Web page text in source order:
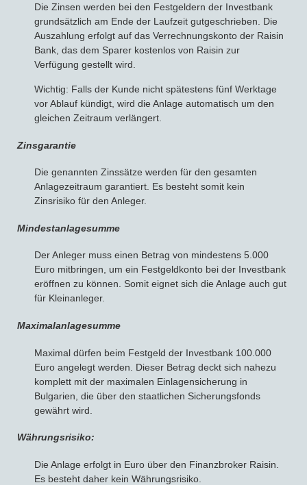
Die Zinsen werden bei den Festgeldern der Investbank
grundsätzlich am Ende der Laufzeit gutgeschrieben. Die
Auszahlung erfolgt auf das Verrechnungskonto der Raisin
Bank, das dem Sparer kostenlos von Raisin zur
Verfügung gestellt wird.
Wichtig: Falls der Kunde nicht spätestens fünf Werktage
vor Ablauf kündigt, wird die Anlage automatisch um den
gleichen Zeitraum verlängert.
Zinsgarantie
Die genannten Zinssätze werden für den gesamten
Anlagezeitraum garantiert. Es besteht somit kein
Zinsrisiko für den Anleger.
Mindestanlagesumme
Der Anleger muss einen Betrag von mindestens 5.000
Euro mitbringen, um ein Festgeldkonto bei der Investbank
eröffnen zu können. Somit eignet sich die Anlage auch gut
für Kleinanleger.
Maximalanlagesumme
Maximal dürfen beim Festgeld der Investbank 100.000
Euro angelegt werden. Dieser Betrag deckt sich nahezu
komplett mit der maximalen Einlagensicherung in
Bulgarien, die über den staatlichen Sicherungsfonds
gewährt wird.
Währungsrisiko:
Die Anlage erfolgt in Euro über den Finanzbroker Raisin.
Es besteht daher kein Währungsrisiko.